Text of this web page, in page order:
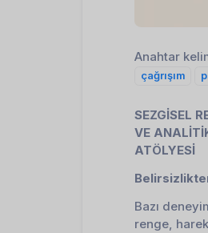
Anahtar
çağrışım
SEZGİSEL
VE
ATÖLYESİ
Bazı
renge,